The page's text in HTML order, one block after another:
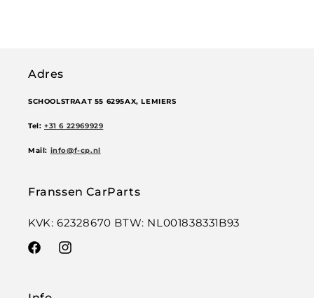
Adres
SCHOOLSTRAAT 55 6295AX, LEMIERS
Tel: +31 6 22969929
Mail: info@f-cp.nl
Franssen CarParts
KVK: 62328670 BTW: NL001838331B93
FacebookInstagram